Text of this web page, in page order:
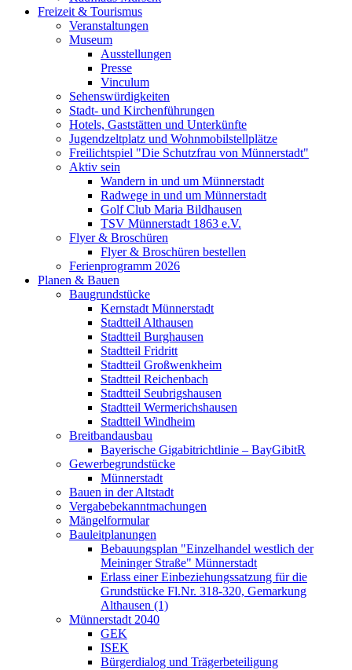
Freizeit & Tourismus
Veranstaltungen
Museum
Ausstellungen
Presse
Vinculum
Sehenswürdigkeiten
Stadt- und Kirchenführungen
Hotels, Gaststätten und Unterkünfte
Jugendzeltplatz und Wohnmobilstellplätze
Freilichtspiel "Die Schutzfrau von Münnerstadt"
Aktiv sein
Wandern in und um Münnerstadt
Radwege in und um Münnerstadt
Golf Club Maria Bildhausen
TSV Münnerstadt 1863 e.V.
Flyer & Broschüren
Flyer & Broschüren bestellen
Ferienprogramm 2026
Planen & Bauen
Baugrundstücke
Kernstadt Münnerstadt
Stadtteil Althausen
Stadtteil Burghausen
Stadtteil Fridritt
Stadtteil Großwenkheim
Stadtteil Reichenbach
Stadtteil Seubrigshausen
Stadtteil Wermerichshausen
Stadtteil Windheim
Breitbandausbau
Bayerische Gigabitrichtlinie – BayGibitR
Gewerbegrundstücke
Münnerstadt
Bauen in der Altstadt
Vergabebekanntmachungen
Mängelformular
Bauleitplanungen
Bebauungsplan "Einzelhandel westlich der
Meininger Straße" Münnerstadt
Erlass einer Einbeziehungssatzung für die
Grundstücke Fl.Nr. 318-320, Gemarkung
Althausen (1)
Münnerstadt 2040
GEK
ISEK
Bürgerdialog und Trägerbeteiligung